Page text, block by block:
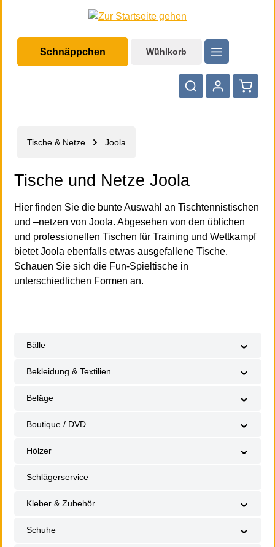
Schnäppchen Wühlkorb
Tische & Netze Joola
Tische und Netze Joola
Hier finden Sie die bunte Auswahl an Tischtennistischen
und –netzen von Joola. Abgesehen von den üblichen
und professionellen Tischen für Training und Wettkampf
bietet Joola ebenfalls etwas ausgefallene Tische.
Schauen Sie sich die Fun-Spieltische in
unterschiedlichen Formen an.
Bälle
Bekleidung & Textilien
Beläge
Boutique / DVD
Hölzer
Schlägerservice
Kleber & Zubehör
Schuhe